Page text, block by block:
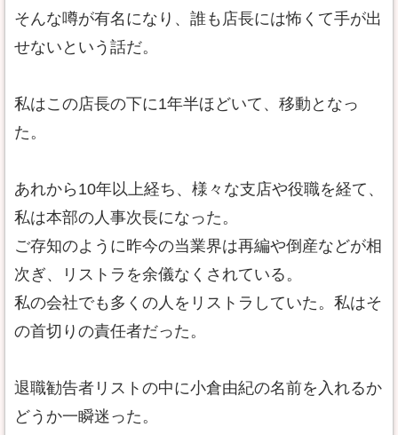
そんな噂が有名になり、誰も店長には怖くて手が出
せないという話だ。
私はこの店長の下に1年半ほどいて、移動となっ
た。
あれから10年以上経ち、様々な支店や役職を経て、
私は本部の人事次長になった。
ご存知のように昨今の当業界は再編や倒産などが相
次ぎ、リストラを余儀なくされている。
私の会社でも多くの人をリストラしていた。私はそ
の首切りの責任者だった。
退職勧告者リストの中に小倉由紀の名前を入れるか
どうか一瞬迷った。